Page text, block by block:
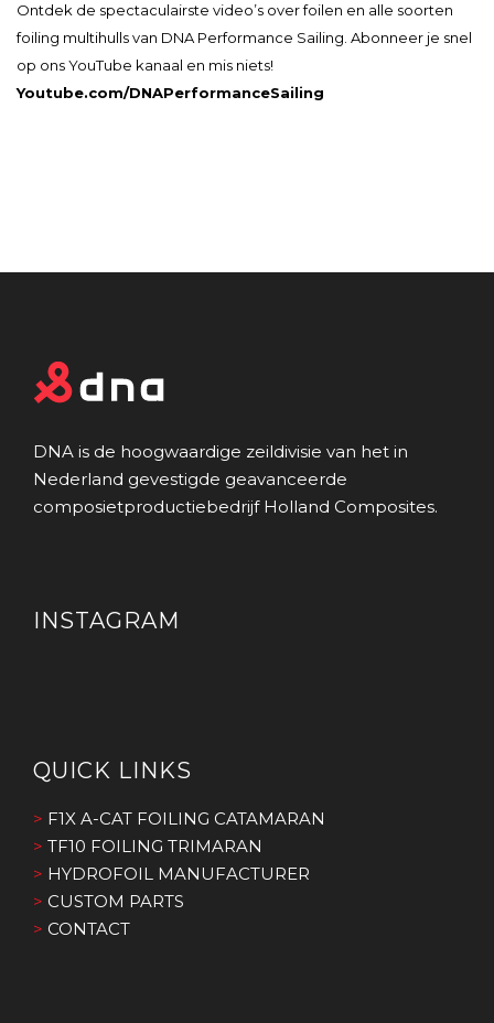
Ontdek de spectaculairste video’s over foilen en alle soorten
foiling multihulls van DNA Performance Sailing. Abonneer je snel
op ons YouTube kanaal en mis niets!
Youtube.com/DNAPerformanceSailing
DNA is de hoogwaardige zeildivisie van het in
Nederland gevestigde geavanceerde
composietproductiebedrijf Holland Composites.
INSTAGRAM
QUICK LINKS
> F1X A-CAT FOILING CATAMARAN
> TF10 FOILING TRIMARAN
> HYDROFOIL MANUFACTURER
> CUSTOM PARTS
> CONTACT